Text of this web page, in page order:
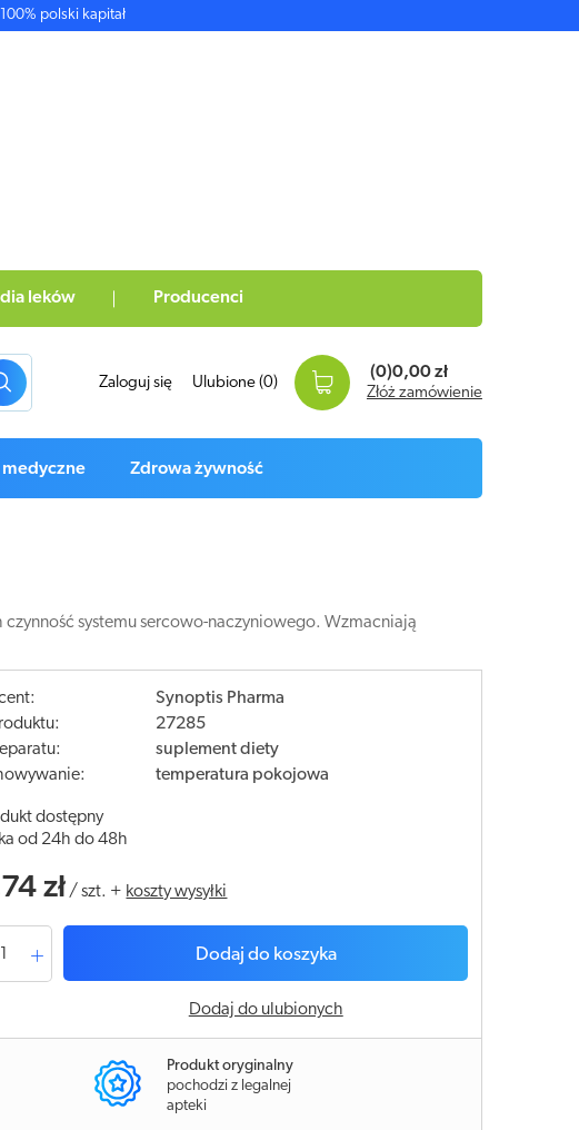
polski kapitał
leków Producenci
Zaloguj się Ulubione (0)
(0)0,00 zł
Złóż zamówienie
medyczne Zdrowa żywność
systemu sercowo-naczyniowego. Wzmacniają
Synoptis Pharma
27285
suplement diety
temperatura pokojowa
dostępny
od 24h do 48h
zł /szt. + koszty wysyłki
Dodaj do koszyka
Dodaj do ulubionych
Produkt oryginalny
pochodzi z legalnej
apteki